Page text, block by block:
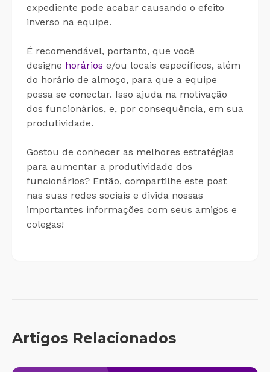
expediente pode acabar causando o efeito
inverso na equipe.
É recomendável, portanto, que você
designe horários e/ou locais específicos, além
do horário de almoço, para que a equipe
possa se conectar. Isso ajuda na motivação
dos funcionários, e, por consequência, em sua
produtividade.
Gostou de conhecer as melhores estratégias
para aumentar a produtividade dos
funcionários? Então, compartilhe este post
nas suas redes sociais e divida nossas
importantes informações com seus amigos e
colegas!
Artigos Relacionados